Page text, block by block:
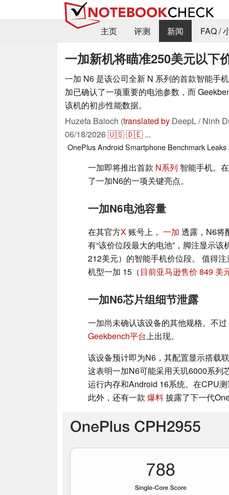
主页 评测 新闻 FAQ /
一加新机将瞄准250美元以下
一加 N6 是该公司全新 N 系列的首款智能手
加已确认了一项重要的电池参数，而
该机的初步性能数据。
Huzefa Baloch (translated by DeepL / Ninh
06/18/2026🇺🇸🇩🇪 ...
OnePlusAndroidSmartphone Benchmark Leaks
一加即将推出首款 N系列 智能手机。
了一加N6的一项关键亮点。
一加N6电池容量
在其官方X 账号上， 一加 透露，N6将
有“该价位段最大的电池”，脚注显示
212美元）的智能手机价位段。 值得
机型一加 15（目前亚马逊售价 849 美
一加N6芯片组细节泄露
一加尚未确认该设备的其他规格。不
Geekbench平台上出现。
该设备预计即为N6，其配置显示搭载
这表明一加N6可能采用天玑6000系列
运行内存和Android 16系统。在CPU
此外，还有一款 爆料披露了下一代